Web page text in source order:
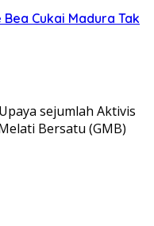
Cukai Madura Tak
sejumlah Aktivis
Bersatu (GMB)